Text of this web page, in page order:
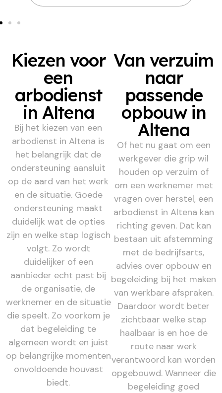
Kiezen voor
een
arbodienst
in Altena
Bij het kiezen van een
arbodienst in Altena is
het belangrijk dat de
ondersteuning aansluit
op de aard van het werk
en de situatie. Goede
ondersteuning maakt
duidelijk wat de opties
zijn en welke stap logisch
volgt. Zo wordt
duidelijker of een
aanbieder echt past bij
de organisatie, de
werknemer en de situatie
die speelt. Zo voorkom je
dat begeleiding te
algemeen wordt en juist
op belangrijke momenten
onvoldoende houvast
biedt.
Van verzuim
naar
passende
opbouw in
Altena
Of het nu gaat om een
werkgever die grip wil
houden op verzuim of
om een werknemer met
vragen over herstel, een
arbodienst in Altena kan
richting geven. Dat kan
bestaan uit afstemming
met de bedrijfsarts,
advies over opbouw en
begeleiding bij het maken
van werkbare afspraken.
Daardoor wordt beter
zichtbaar welke stap
haalbaar is en hoe de
route naar werk
verantwoord kan worden
opgebouwd. Wanneer die
begeleiding goed